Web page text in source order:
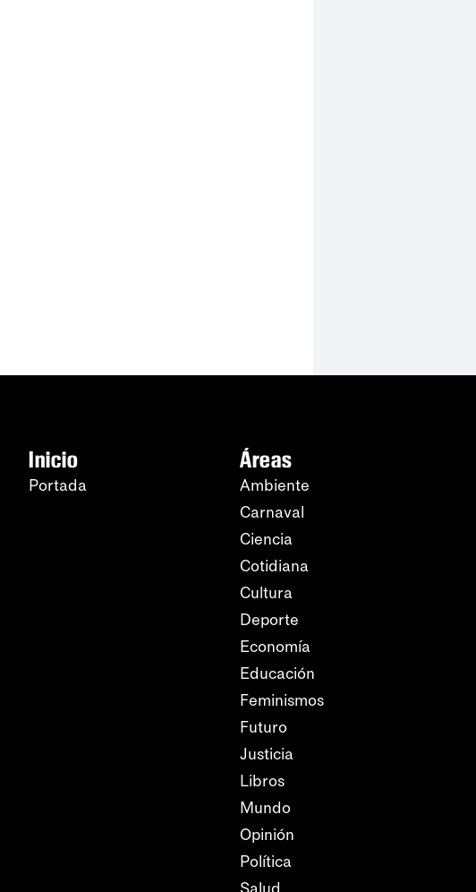
Inicio
Portada
Áreas
Ambiente
Carnaval
Ciencia
Cotidiana
Cultura
Deporte
Economía
Educación
Feminismos
Futuro
Justicia
Libros
Mundo
Opinión
Política